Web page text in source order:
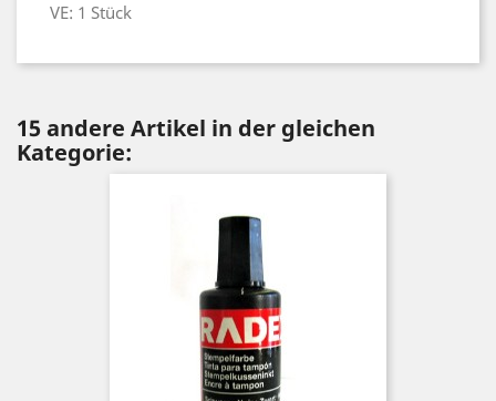
VE: 1 Stück
15 andere Artikel in der gleichen
Kategorie: